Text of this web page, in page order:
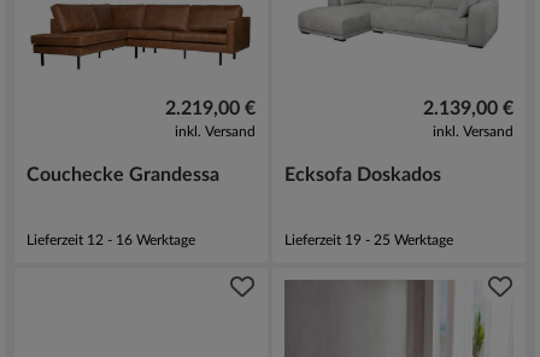
2.219,00 €
inkl. Versand
Couchecke Grandessa
Lieferzeit 12 - 16 Werktage
2.139,00 €
inkl. Versand
Ecksofa Doskados
Lieferzeit 19 - 25 Werktage